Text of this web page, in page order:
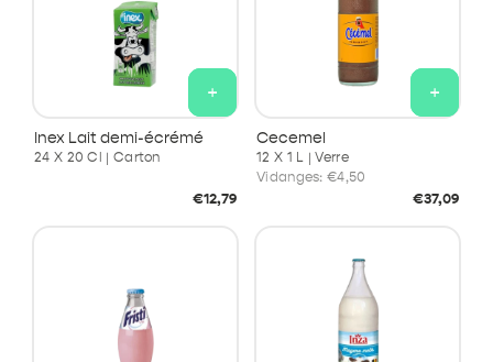
+
Inex Lait demi-écrémé
24 X 20 Cl | Carton
Prix
€12,79
+
Cecemel
12 X 1 L | Verre
Vidanges: €4,50
Prix
€37,09